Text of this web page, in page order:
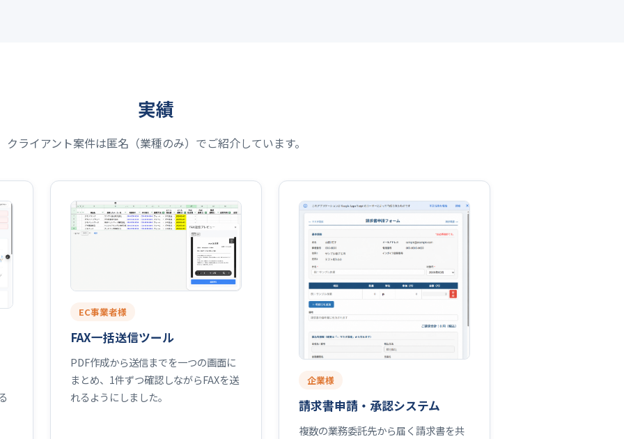
実績
クライアント案件は匿名（業種のみ）でご紹介しています。
EC事業者様
FAX一括送信ツール
PDF作成から送信までを一つの画面に
まとめ、1件ずつ確認しながらFAXを送
れるようにしました。
企業様
請求書申請・承認システム
複数の業務委託先から届く請求書を共